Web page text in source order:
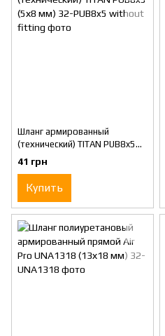
Шланг армированный
(технический) TITAN PUB8x5
(5х8 мм)
41 грн
Купить